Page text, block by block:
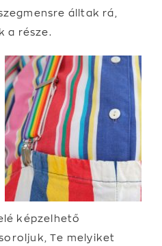
álltak rá,
a része.
képzelhető
Te melyiket